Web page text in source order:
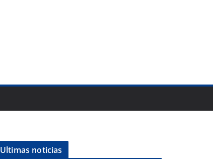
Ultimas noticias